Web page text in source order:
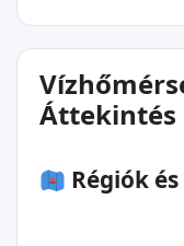
Áttekintés
Régiók